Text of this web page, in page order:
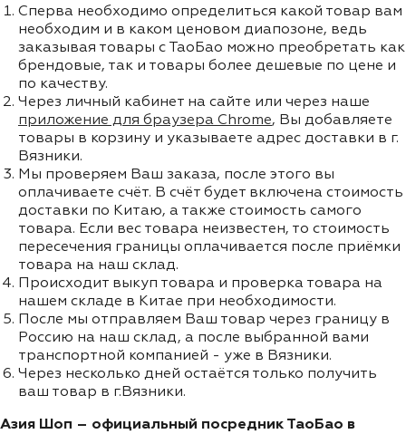
Сперва необходимо определиться какой товар вам
необходим и в каком ценовом диапозоне, ведь
заказывая товары с ТаоБао можно преобретать как
брендовые, так и товары более дешевые по цене и
по качеству.
Через личный кабинет на сайте или через наше
приложение для браузера Chrome, Вы добавляете
товары в корзину и указываете адрес доставки в г.
Вязники.
Мы проверяем Ваш заказа, после этого вы
оплачиваете счёт. В счёт будет включена стоимость
доставки по Китаю, а также стоимость самого
товара. Если вес товара неизвестен, то стоимость
пересечения границы оплачивается после приёмки
товара на наш склад.
Происходит выкуп товара и проверка товара на
нашем складе в Китае при необходимости.
После мы отправляем Ваш товар через границу в
Россию на наш склад, а после выбранной вами
транспортной компанией - уже в Вязники.
Через несколько дней остаётся только получить
ваш товар в г.Вязники.
Азия Шоп – официальный посредник ТаоБао в